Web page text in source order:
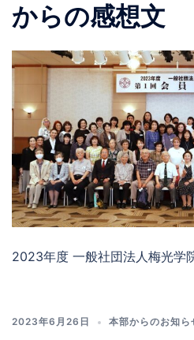
からの感想文
2023年度 一般社団法人梅光学
2023年6月26日 本部からのお知ら